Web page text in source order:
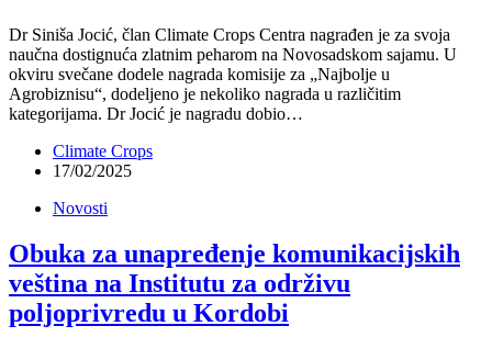
Dr Siniša Jocić, član Climate Crops Centra nagrađen je za svoja
naučna dostignuća zlatnim peharom na Novosadskom sajamu. U
okviru svečane dodele nagrada komisije za „Najbolje u
Agrobiznisu“, dodeljeno je nekoliko nagrada u različitim
kategorijama. Dr Jocić je nagradu dobio…
Climate Crops
17/02/2025
Novosti
Obuka za unapređenje komunikacijskih
veština na Institutu za održivu
poljoprivredu u Kordobi